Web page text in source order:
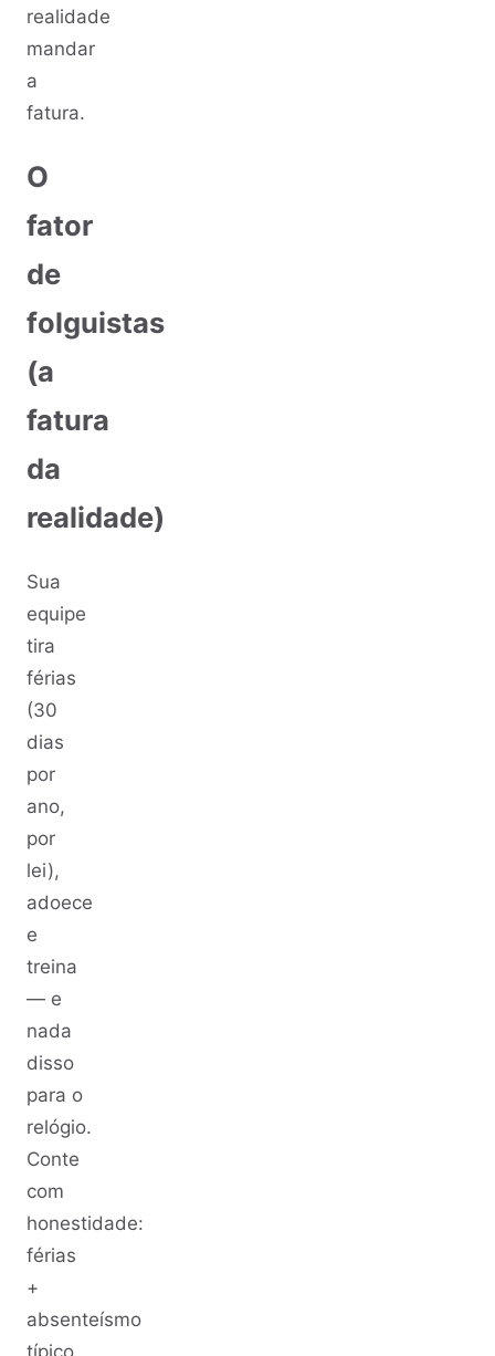
realidade
mandar
a
fatura.
O
fator
de
folguistas
(a
fatura
da
realidade)
Sua
equipe
tira
férias
(30
dias
por
ano,
por
lei),
adoece
e
treina
— e
nada
disso
para o
relógio.
Conte
com
honestidade:
férias
+
absenteísmo
típico